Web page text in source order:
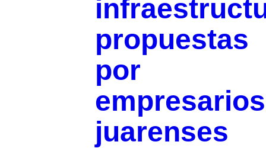
propuestas
por
empresarios
juarenses